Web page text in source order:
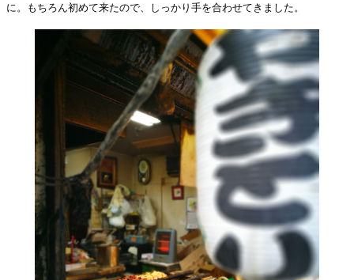
に。もちろん初めて来たので、しっかり手を合わせてきました。